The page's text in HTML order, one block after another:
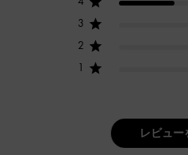
3
2
1
レビュー